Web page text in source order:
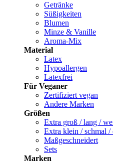
Getränke
Süßigkeiten
Blumen
Minze & Vanille
Aroma-Mix
Material
Latex
Hypoallergen
Latexfrei
Für Veganer
Zertifiziert vegan
Andere Marken
Größen
Extra groß / lang /
Extra klein / schmal /
Maßgeschneidert
Sets
Marken